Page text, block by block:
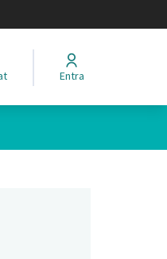
Entra